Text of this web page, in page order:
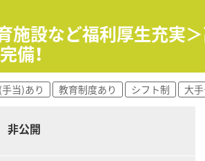
施設など福利厚生充実
備！
当)あり 教育制度あり シフト制 大
非公開